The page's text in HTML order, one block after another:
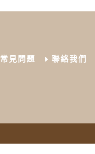
常見問題 聯絡我們